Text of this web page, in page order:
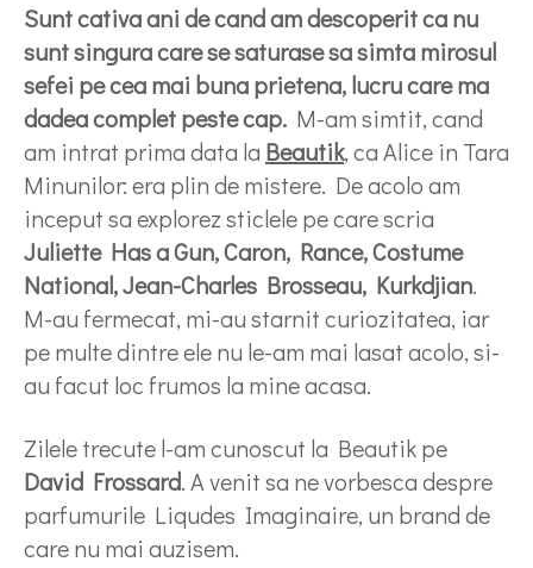
Sunt cativa ani de cand am descoperit ca nu
sunt singura care se saturase sa simta mirosul
sefei pe cea mai buna prietena, lucru care ma
dadea complet peste cap. M-am simtit, cand
am intrat prima data la Beautik, ca Alice in Tara
Minunilor: era plin de mistere. De acolo am
inceput sa explorez sticlele pe care scria
Juliette Has a Gun, Caron, Rance, Costume
National, Jean-Charles Brosseau, Kurkdjian.
M-au fermecat, mi-au starnit curiozitatea, iar
pe multe dintre ele nu le-am mai lasat acolo, si-
au facut loc frumos la mine acasa.
Zilele trecute l-am cunoscut la Beautik pe
David Frossard. A venit sa ne vorbesca despre
parfumurile Liqudes Imaginaire, un brand de
care nu mai auzisem.